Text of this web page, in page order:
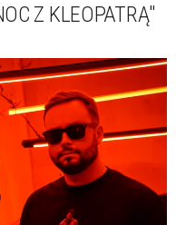
Z KLEOPATRĄ"